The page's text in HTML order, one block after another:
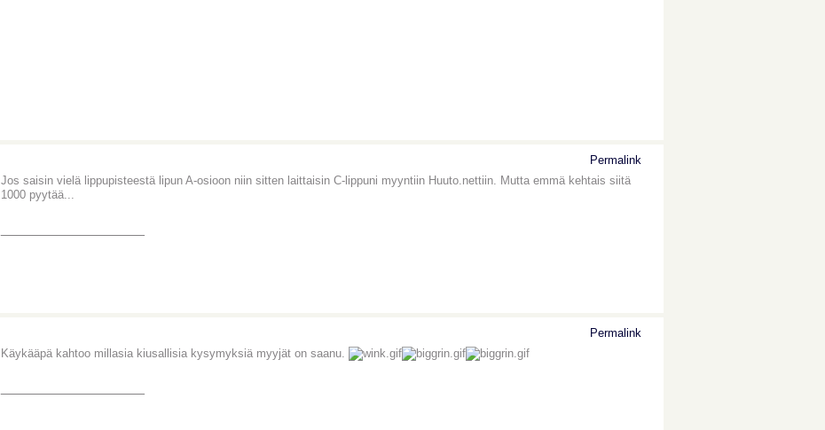
Permalink
Jos saisin vielä lippupisteestä lipun A-osioon niin sitten laittaisin C-lippuni myyntiin Huuto.nettiin. Mutta emmä kehtais siitä
1000 pyytää...
Permalink
Käykääpä kahtoo millasia kiusallisia kysymyksiä myyjät on saanu.